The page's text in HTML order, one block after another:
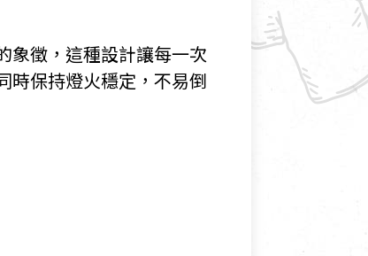
象徵，這種設計讓每一次
時保持燈火穩定，不易倒